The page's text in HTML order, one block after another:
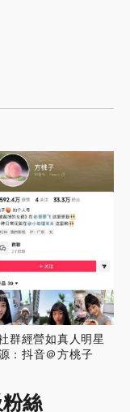
群經營如真人明星
：抖音＠方桃子
絲